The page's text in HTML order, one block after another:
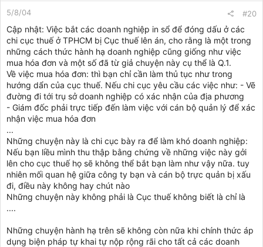
5/8/04 #20
Cập nhật: Việc bắt các doanh nghiệp in sổ để đóng dấu ở các
chi cục thuế ở TPHCM bị Cục thuế lên án, cho rằng là một trong
những cách thức hành hạ doanh nghiệp cũng giống như việc
mua hóa đơn và một số đã từ giả chuyện này cụ thể là Q.1.
Về việc mua hóa đơn: thì bạn chỉ cần làm thủ tục như trong
hướng dẩn của cục thuế. Nếu chi cục yêu cầu các việc như: - Vẽ
đường đi tới trụ sở doanh nghiệp có xác nhận của địa phương
- Giám đốc phải trực tiếp đến làm việc với cán bộ quản lý để xác
nhận việc mua hóa đơn
...
Những chuyện này là chi cục bày ra để làm khó doanh nghiệp:
Nếu bạn liều mình thu thập bằng chứng về những việc này gởi
lên cho cục thuế họ sẽ không thể bắt bạn làm như vậy nữa. tuy
nhiên mối quan hệ giữa công ty bạn và cán bộ trực quản bị xấu
đi, điều này không hay chút nào
Những chuyện này không phải là Cục thuế không biết là chỉ là
....
Những chuyện hành hạ trên sẽ không còn nữa khi chính thức áp
dụng biện pháp tự khai tự nộp rộng rãi cho tất cả các doanh